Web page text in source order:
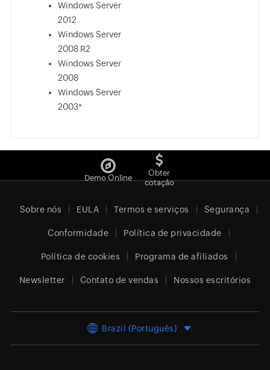
Windows Server
2012
Windows Server
2008 R2
Windows Server
2008
Windows Server
2003*
Demo Online
Obter
cotação
Sobre nós EULA Termos e serviços Segurança
Conformidade Política de privacidade
Política de cookies Programa de afiliados
Newsletter Contato de vendas Nossos escritórios
Brazil (Português)